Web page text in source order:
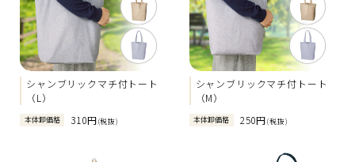
シャンブリックマチ付トート
（L）
本体卸価格 310円(税抜)
シャンブリックマチ付トート
（M）
本体卸価格 250円(税抜)